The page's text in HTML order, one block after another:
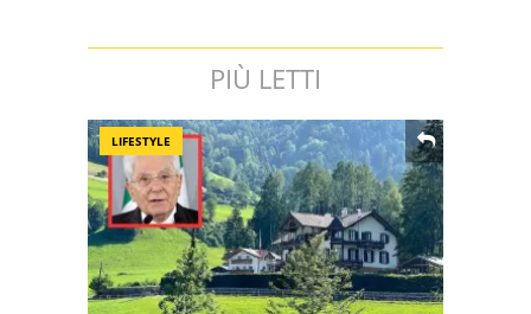
PIÙ LETTI
LIFESTYLE